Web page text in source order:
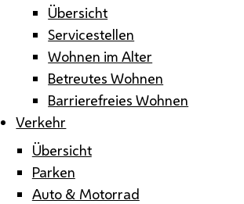
Übersicht
Servicestellen
Wohnen im Alter
Betreutes Wohnen
Barrierefreies Wohnen
Verkehr
Übersicht
Parken
Auto & Motorrad